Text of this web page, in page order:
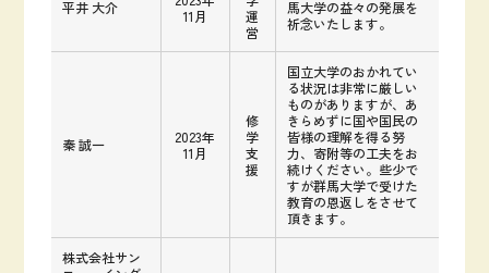
平井 大介
11月
運
営
馬大学の益々の発展を
祈念いたします。
秦 誠一
2023年
11月
修
学
支
援
国立大学のおかれてい
る状況は非常に厳しい
ものがありますが、あ
きらめずに国や国民の
皆様の理解を得る努
力、寄附等の工夫をお
続けください。些少で
すが群馬大学で受けた
教育の恩返しをさせて
頂きます。
株式会社サン